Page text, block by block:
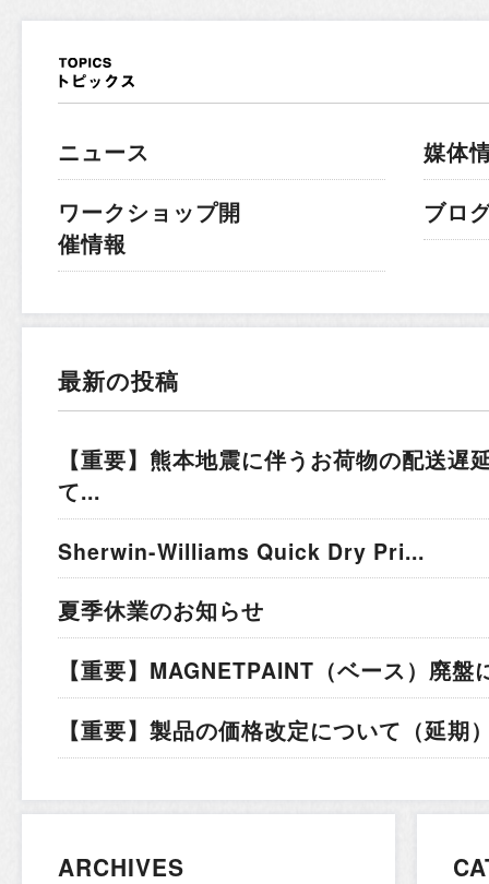
ニュース
ワークショップ開
催情報
媒体
ブロ
最新の投稿
【重要】熊本地震に伴うお荷物の配送遅
て...
Sherwin-Williams Quick Dry Pri...
夏季休業のお知らせ
【重要】MAGNETPAINT（ベース）廃
【重要】製品の価格改定について（延期
ARCHIVES